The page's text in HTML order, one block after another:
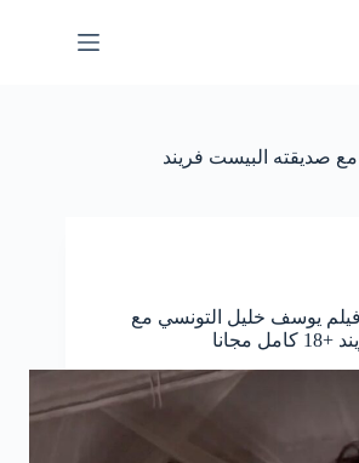
صديقته البيست فريند
يوسف خليل التونسي مع
مجانا